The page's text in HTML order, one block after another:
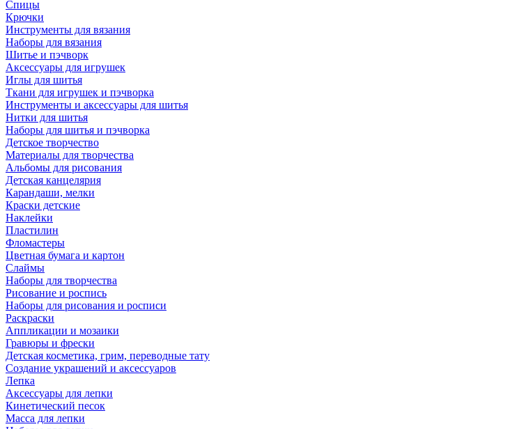
Спицы
Крючки
Инструменты для вязания
Наборы для вязания
Шитье и пэчворк
Аксессуары для игрушек
Иглы для шитья
Ткани для игрушек и пэчворка
Инструменты и аксессуары для шитья
Нитки для шитья
Наборы для шитья и пэчворка
Детское творчество
Материалы для творчества
Альбомы для рисования
Детская канцелярия
Карандаши, мелки
Краски детские
Наклейки
Пластилин
Фломастеры
Цветная бумага и картон
Слаймы
Наборы для творчества
Рисование и роспись
Наборы для рисования и росписи
Раскраски
Аппликации и мозаики
Гравюры и фрески
Детская косметика, грим, переводные тату
Создание украшений и аксессуаров
Лепка
Аксессуары для лепки
Кинетический песок
Масса для лепки